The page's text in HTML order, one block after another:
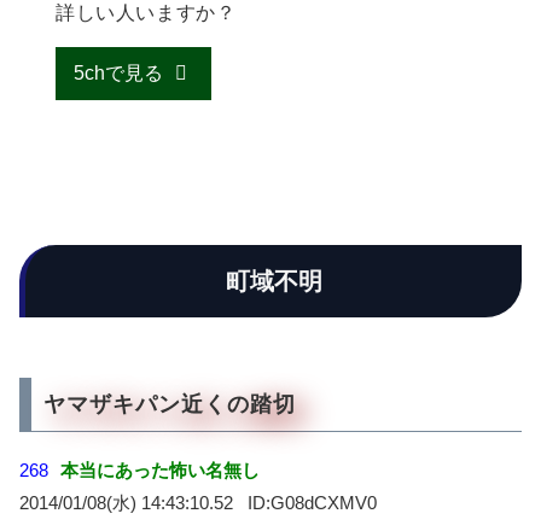
詳しい人いますか？
5chで見る
町域不明
ヤマザキパン近くの踏切
268 本当にあった怖い名無し
2014/01/08(水) 14:43:10.52
G08dCXMV0